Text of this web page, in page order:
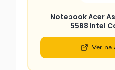
Notebook Acer
55B8 Intel
Ver na